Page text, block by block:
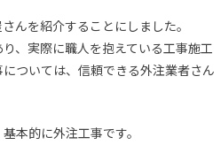
んを紹介することにしました。
、実際に職人を抱えている工事施工
ついては、信頼できる外注業者さん
本的に外注工事です。